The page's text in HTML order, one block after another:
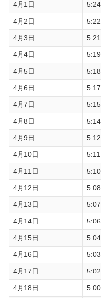
4月1日 5:24
4月2日 5:22
4月3日 5:21
4月4日 5:19
4月5日 5:18
4月6日 5:17
4月7日 5:15
4月8日 5:14
4月9日 5:12
4月10日 5:11
4月11日 5:10
4月12日 5:08
4月13日 5:07
4月14日 5:06
4月15日 5:04
4月16日 5:03
4月17日 5:02
4月18日 5:00